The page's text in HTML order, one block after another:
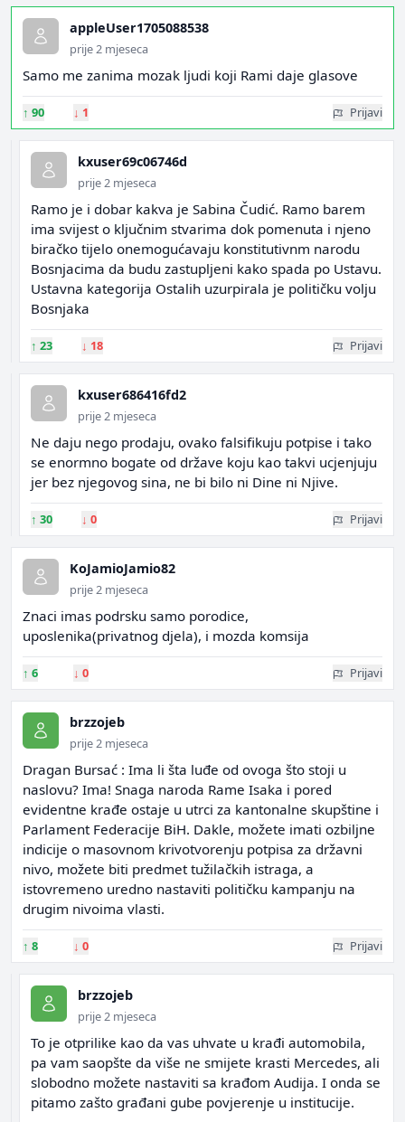
appleUser1705088538
prije 2 mjeseca
Samo me zanima mozak ljudi koji Rami daje glasove
↑ 90 ↓ 1 Prijavi
kxuser69c06746d
prije 2 mjeseca
Ramo je i dobar kakva je Sabina Čudić. Ramo barem
ima svijest o ključnim stvarima dok pomenuta i njeno
biračko tijelo onemogućavaju konstitutivnm narodu
Bosnjacima da budu zastupljeni kako spada po Ustavu.
Ustavna kategorija Ostalih uzurpirala je političku volju
Bosnjaka
↑ 23 ↓ 18 Prijavi
kxuser686416fd2
prije 2 mjeseca
Ne daju nego prodaju, ovako falsifikuju potpise i tako
se enormno bogate od države koju kao takvi ucjenjuju
jer bez njegovog sina, ne bi bilo ni Dine ni Njive.
↑ 30 ↓ 0 Prijavi
KoJamioJamio82
prije 2 mjeseca
Znaci imas podrsku samo porodice,
uposlenika(privatnog djela), i mozda komsija
↑ 6 ↓ 0 Prijavi
brzzojeb
prije 2 mjeseca
Dragan Bursać : Ima li šta luđe od ovoga što stoji u
naslovu? Ima! Snaga naroda Rame Isaka i pored
evidentne krađe ostaje u utrci za kantonalne skupštine i
Parlament Federacije BiH. Dakle, možete imati ozbiljne
indicije o masovnom krivotvorenju potpisa za državni
nivo, možete biti predmet tužilačkih istraga, a
istovremeno uredno nastaviti političku kampanju na
drugim nivoima vlasti.
↑ 8 ↓ 0 Prijavi
brzzojeb
prije 2 mjeseca
To je otprilike kao da vas uhvate u krađi automobila,
pa vam saopšte da više ne smijete krasti Mercedes, ali
slobodno možete nastaviti sa krađom Audija. I onda se
pitamo zašto građani gube povjerenje u institucije.